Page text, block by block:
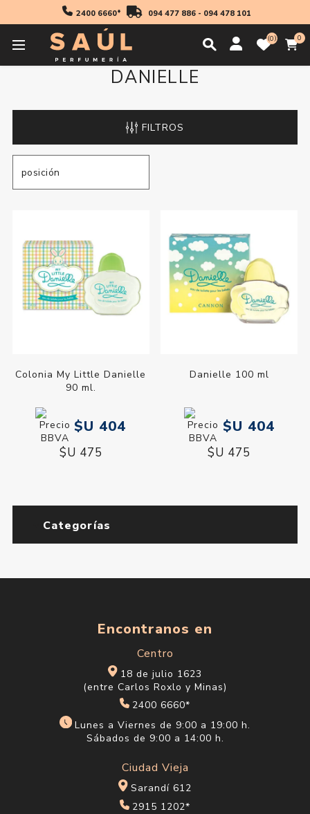
2400 6660* 094 477 886- 094 478 101
0 0
DANIELLE
FILTROS
Colonia My Little Danielle
90 ml.
$U 404
$U 475
Danielle 100 ml
$U 404
$U 475
Categorías
Encontranos en
Centro
18 de julio 1623
(entre Carlos Roxlo y Minas)
2400 6660*
Lunes a Viernes de 9:00 a 19:00 h.
Sábados de 9:00 a 14:00 h.
Ciudad Vieja
Sarandí 612
2915 1202*